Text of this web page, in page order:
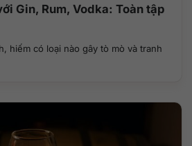
Gin, Rum, Vodka: Toàn tập
hiếm có loại nào gây tò mò và tranh